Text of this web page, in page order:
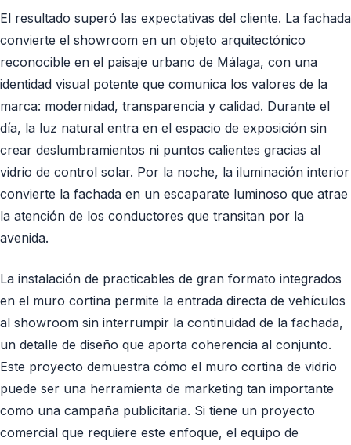
El resultado superó las expectativas del cliente. La fachada
convierte el showroom en un objeto arquitectónico
reconocible en el paisaje urbano de Málaga, con una
identidad visual potente que comunica los valores de la
marca: modernidad, transparencia y calidad. Durante el
día, la luz natural entra en el espacio de exposición sin
crear deslumbramientos ni puntos calientes gracias al
vidrio de control solar. Por la noche, la iluminación interior
convierte la fachada en un escaparate luminoso que atrae
la atención de los conductores que transitan por la
avenida.
La instalación de practicables de gran formato integrados
en el muro cortina permite la entrada directa de vehículos
al showroom sin interrumpir la continuidad de la fachada,
un detalle de diseño que aporta coherencia al conjunto.
Este proyecto demuestra cómo el muro cortina de vidrio
puede ser una herramienta de marketing tan importante
como una campaña publicitaria. Si tiene un proyecto
comercial que requiere este enfoque, el equipo de